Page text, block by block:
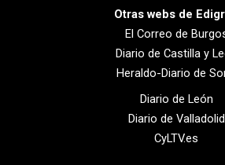
Otras webs de
El Correo de
Diario de Castilla y
Heraldo-Diario de
Diario de León
Diario de Valladolid
CyLTV.es